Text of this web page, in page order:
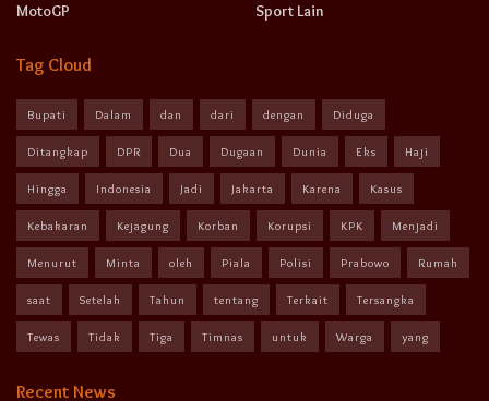
MotoGP
Sport Lain
Tag Cloud
Bupati Dalam dan dari dengan Diduga
Ditangkap DPR Dua Dugaan Dunia Eks Haji
Hingga Indonesia Jadi Jakarta Karena Kasus
Kebakaran Kejagung Korban Korupsi KPK Menjadi
Menurut Minta oleh Piala Polisi Prabowo Rumah
saat Setelah Tahun tentang Terkait Tersangka
Tewas Tidak Tiga Timnas untuk Warga yang
Recent News